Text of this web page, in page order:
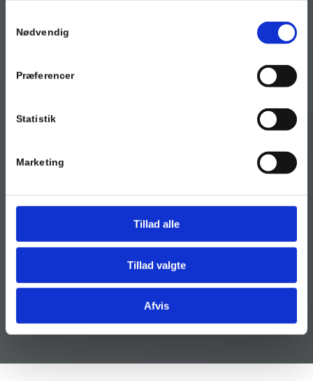
Nødvendig
Præferencer
Statistik
Marketing
Tillad alle
Tillad valgte
Afvis